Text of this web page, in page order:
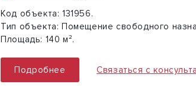
Код объекта: 131956.
Тип объекта: Помещение свободного
Площадь: 140 м².
Подробнее Связаться с